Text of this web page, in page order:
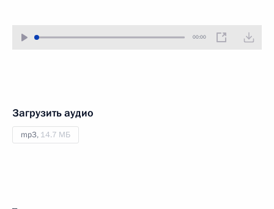
00:00
Загрузить аудио
mp3, 14.7 МБ